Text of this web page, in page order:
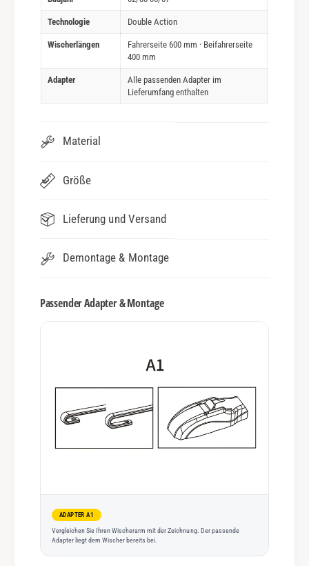
Technologie Double Action
Wischerlängen
Fahrerseite 600 mm · Beifahrerseite
400 mm
Adapter
Alle passenden Adapter im
Lieferumfang enthalten
Material
Größe
Lieferung und Versand
Demontage & Montage
Passender Adapter & Montage
ADAPTER A1
Vergleichen Sie Ihren Wischerarm mit der Zeichnung. Der passende
Adapter liegt dem Wischer bereits bei.